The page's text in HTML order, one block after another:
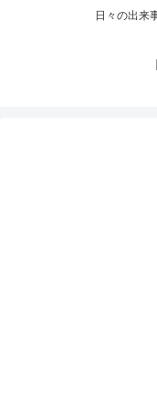
日々の出来